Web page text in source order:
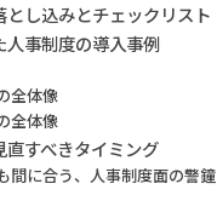
とし込みとチェックリスト
人事制度の導入事例
全体像
全体像
直すべきタイミング
間に合う、人事制度面の警鐘